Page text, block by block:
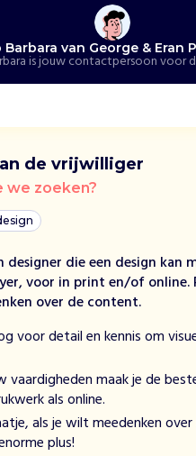
Barbara van George & Eran
is jouw contactpersoon voor
de vrijwilliger
we zoeken?
designer die een design kan
voor in print en/of online.
over de content.
voor detail en kennis om
vaardigheden maak je de
als online.
als je wilt meedenken
plus!